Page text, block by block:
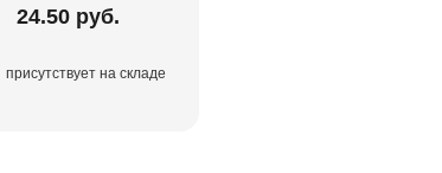
24.50 руб.
присутствует на складе